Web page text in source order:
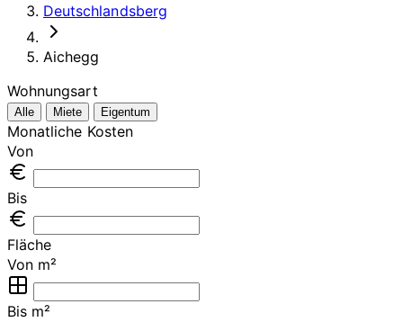
Deutschlandsberg
Aichegg
Wohnungsart
Alle Miete Eigentum
Monatliche Kosten
Von
Bis
Fläche
Von m²
Bis m²